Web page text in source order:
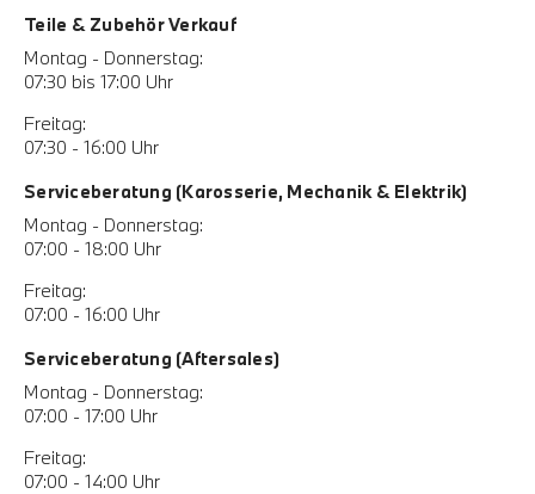
Teile & Zubehör Verkauf
Montag - Donnerstag:
07:30 bis 17:00 Uhr
Freitag:
07:30 - 16:00 Uhr
Serviceberatung (Karosserie, Mechanik & Elektrik)
Montag - Donnerstag:
07:00 - 18:00 Uhr
Freitag:
07:00 - 16:00 Uhr
Serviceberatung (Aftersales)
Montag - Donnerstag:
07:00 - 17:00 Uhr
Freitag:
07:00 - 14:00 Uhr